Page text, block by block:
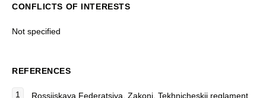
CONFLICTS OF INTERESTS
Not specified
REFERENCES
Rossiiskaya Federatsiya. Zakoni. Tekhnicheskij reglament